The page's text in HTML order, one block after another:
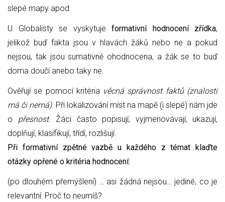
slepé mapy apod.
U Globalisty se vyskytuje formativní hodnocení zřídka,
jelikož buď fakta jsou v hlavách žáků nebo ne a pokud
nejsou, tak jsou sumativně ohodnocena, a žák se to buď
doma doučí anebo taky ne.
Ověřují se pomocí kritéria věcná správnost faktů (znalosti
má či nemá). Při lokalizování míst na mapě (i slepé) nám jde
o přesnost. Žáci často popisují, vyjmenovávají, ukazují,
doplňují, klasifikují, třídí, rozlišují.
Při formativní zpětné vazbě u každého z témat klaďte
otázky opřené o kritéria hodnocení:
(po dlouhém přemýšlení) … asi žádná nejsou… jediné, co je
relevantní: Proč to neumíš?